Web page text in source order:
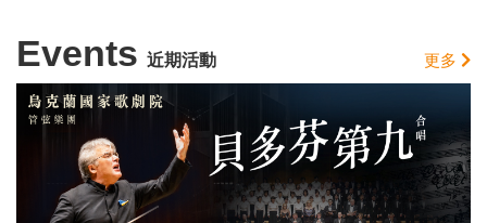
Events 近期活動 更多